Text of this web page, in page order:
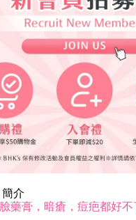
介
藥膏，暗瘡，痘疤都好不